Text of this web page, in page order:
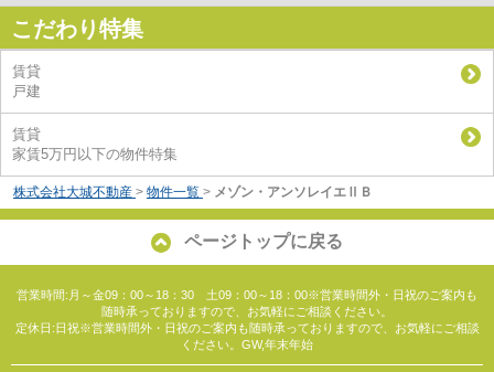
こだわり特集
賃貸
戸建
賃貸
家賃5万円以下の物件特集
株式会社大城不動産 > 物件一覧 > メゾン・アンソレイエⅡＢ
ページトップに戻る
営業時間:月～金09：00～18：30 土09：00～18：00※営業時間外・日祝のご案内も
随時承っておりますので、お気軽にご相談ください。
定休日:日祝※営業時間外・日祝のご案内も随時承っておりますので、お気軽にご相談
ください。GW,年末年始